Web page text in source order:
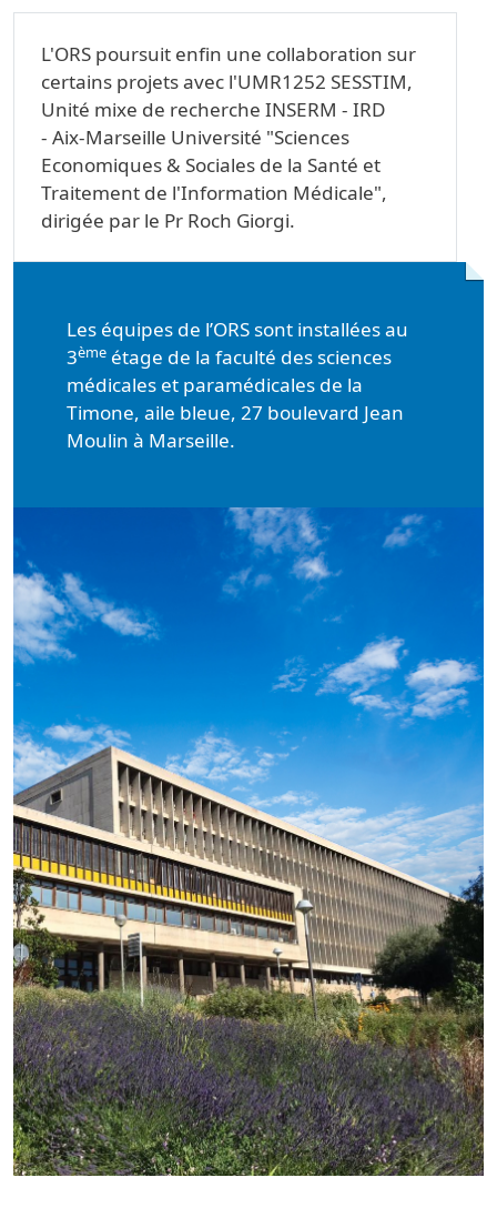
L'ORS poursuit enfin une collaboration sur
certains projets avec l'UMR1252 SESSTIM,
Unité mixe de recherche INSERM - IRD
- Aix-Marseille Université "Sciences
Economiques & Sociales de la Santé et
Traitement de l'Information Médicale",
dirigée par le Pr Roch Giorgi.
Les équipes de l’ORS sont installées au
3ème étage de la faculté des sciences
médicales et paramédicales de la
Timone, aile bleue, 27 boulevard Jean
Moulin à Marseille.